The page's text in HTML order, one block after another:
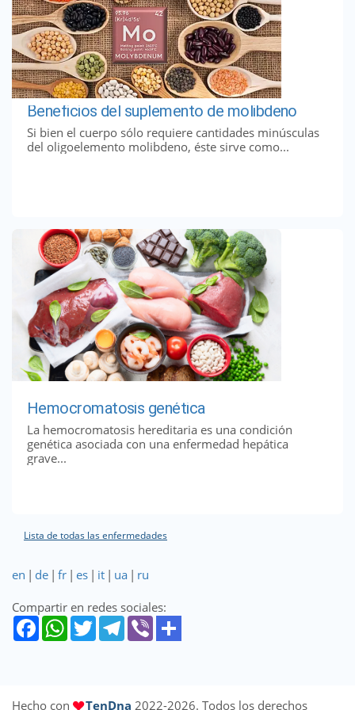
Beneficios del suplemento de molibdeno
Si bien el cuerpo sólo requiere cantidades minúsculas
del oligoelemento molibdeno, éste sirve como...
Hemocromatosis genética
La hemocromatosis hereditaria es una condición
genética asociada con una enfermedad hepática
grave...
Lista de todas las enfermedades
en | de | fr | es | it | ua | ru
Compartir en redes sociales:
Hecho con TenDna 2022-2026. Todos los derechos